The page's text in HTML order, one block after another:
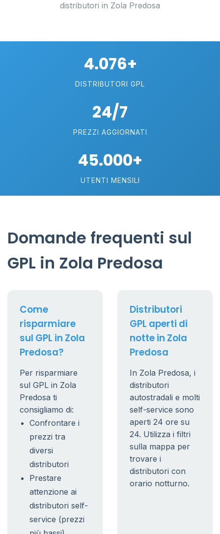
distributori in Zola Predosa
4.076+
DISTRIBUTORI GPL
24/7
PREZZI AGGIORNATI
45.000+
UTENTI MENSILI
Domande frequenti sul
GPL in Zola Predosa
Come
risparmiare
sul GPL in Zola
Predosa?
Per risparmiare
sul GPL in Zola
Predosa ti
consigliamo di:
Confrontare i
prezzi tra
diversi
distributori
Prestare
attenzione ai
distributori self-
service (prezzi
Distributori
GPL aperti di
notte in Zola
Predosa
In Zola Predosa, i
distributori
autostradali e molti
self-service sono
aperti 24 ore su
24. Utilizza i filtri
sulla mappa per
trovare i
distributori con
orario notturno.